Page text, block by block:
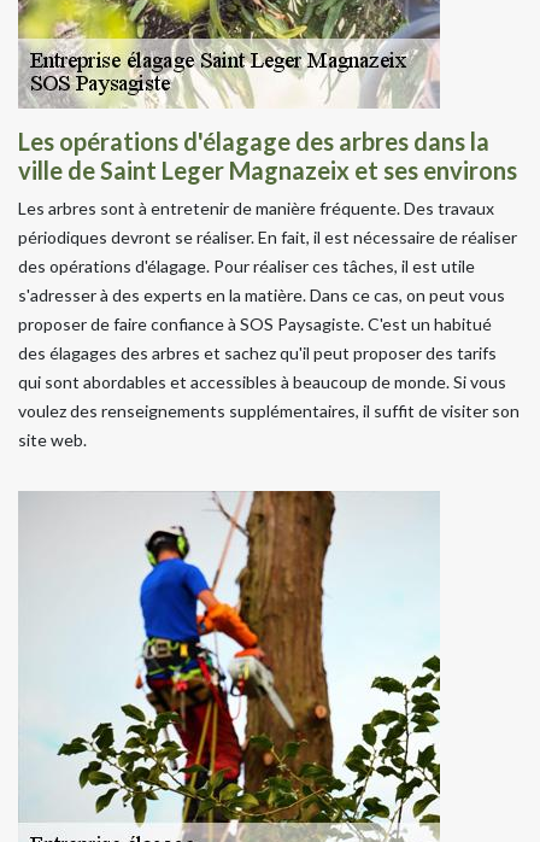
Les opérations d'élagage des arbres dans la
ville de Saint Leger Magnazeix et ses environs
Les arbres sont à entretenir de manière fréquente. Des travaux
périodiques devront se réaliser. En fait, il est nécessaire de réaliser
des opérations d'élagage. Pour réaliser ces tâches, il est utile
s'adresser à des experts en la matière. Dans ce cas, on peut vous
proposer de faire confiance à SOS Paysagiste. C'est un habitué
des élagages des arbres et sachez qu'il peut proposer des tarifs
qui sont abordables et accessibles à beaucoup de monde. Si vous
voulez des renseignements supplémentaires, il suffit de visiter son
site web.